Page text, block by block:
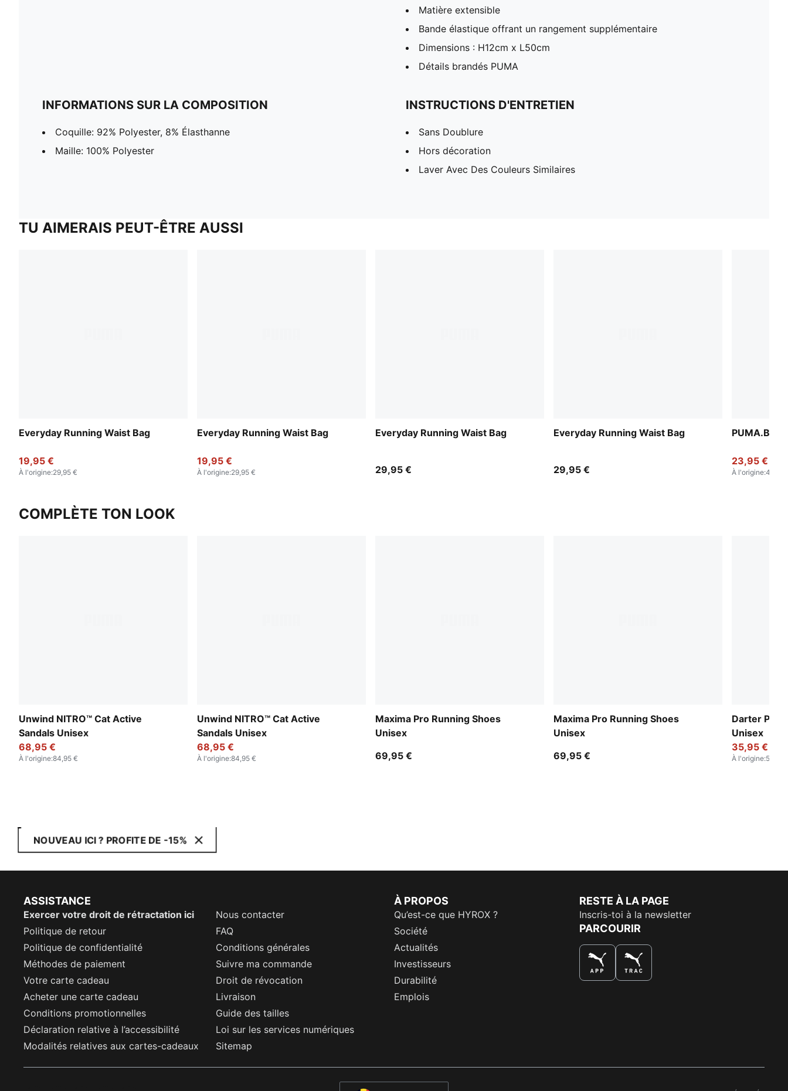
Matière extensible
Bande élastique offrant un rangement supplémentaire
Dimensions : H12cm x L50cm
Détails brandés PUMA
INFORMATIONS SUR LA COMPOSITION
Coquille: 92% Polyester, 8% Élasthanne
Maille: 100% Polyester
INSTRUCTIONS D'ENTRETIEN
Sans Doublure
Hors décoration
Laver Avec Des Couleurs Similaires
TU AIMERAIS PEUT-ÊTRE AUSSI
Everyday Running Waist Bag
19,95 €
À l'origine:29,95 €
Everyday Running Waist Bag
19,95 €
À l'origine:29,95 €
Everyday Running Waist Bag
29,95 €
Everyday Running Waist Bag
29,95 €
PUMA.BL
23,95 €
À l'origine:49,95
COMPLÈTE TON LOOK
Unwind NITRO™ Cat Active
Sandals Unisex
68,95 €
À l'origine:84,95 €
Unwind NITRO™ Cat Active
Sandals Unisex
68,95 €
À l'origine:84,95 €
Maxima Pro Running Shoes
Unisex
69,95 €
Maxima Pro Running Shoes
Unisex
69,95 €
Darter Pro
Unisex
35,95 €
À l'origine:59,95
NOUVEAU ICI ? PROFITE DE -15%
ASSISTANCE
Exercer votre droit de rétractation ici
Nous contacter
Politique de retour
FAQ
Politique de confidentialité
Conditions générales
Méthodes de paiement
Suivre ma commande
Votre carte cadeau
Droit de révocation
Acheter une carte cadeau
Livraison
Conditions promotionnelles
Guide des tailles
Déclaration relative à l’accessibilité
Loi sur les services numériques
Modalités relatives aux cartes-cadeaux
Sitemap
À PROPOS
Qu’est-ce que HYROX ?
Société
Actualités
Investisseurs
Durabilité
Emplois
RESTE À LA PAGE
Inscris-toi à la newsletter
PARCOURIR